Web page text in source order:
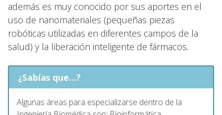
además es muy conocido por sus aportes en el
uso de nanomateriales (pequeñas piezas
robóticas utilizadas en diferentes campos de la
salud) y la liberación inteligente de fármacos.
¿Sabías que...?
Algunas áreas para especializarse dentro de la